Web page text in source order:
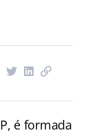
é formada